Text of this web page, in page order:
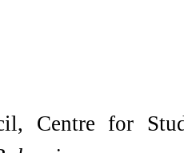
Centre for